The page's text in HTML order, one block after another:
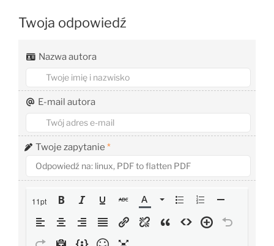
Twoja odpowiedź
Nazwa autora
E-mail autora
Twoje zapytanie *
11pt